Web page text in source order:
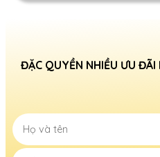
ĐẶC QUYỀN NHIỀU ƯU